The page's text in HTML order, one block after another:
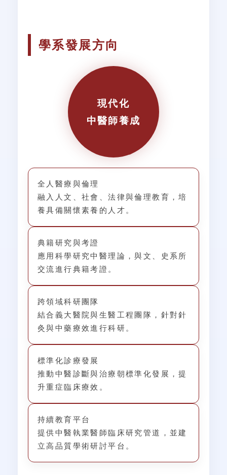
學系發展方向
現代化
中醫師養成
全人醫療與倫理
融入人文、社會、法律與倫理教育，培
養具備關懷素養的人才。
典籍研究與考證
應用科學研究中醫理論，與文、史系所
交流進行典籍考證。
跨領域科研團隊
結合義大醫院與生醫工程團隊，針對針
灸與中藥療效進行科研。
標準化診療發展
推動中醫診斷與治療朝標準化發展，提
升重症臨床療效。
持續教育平台
提供中醫執業醫師臨床研究管道，並建
立高品質學術研討平台。